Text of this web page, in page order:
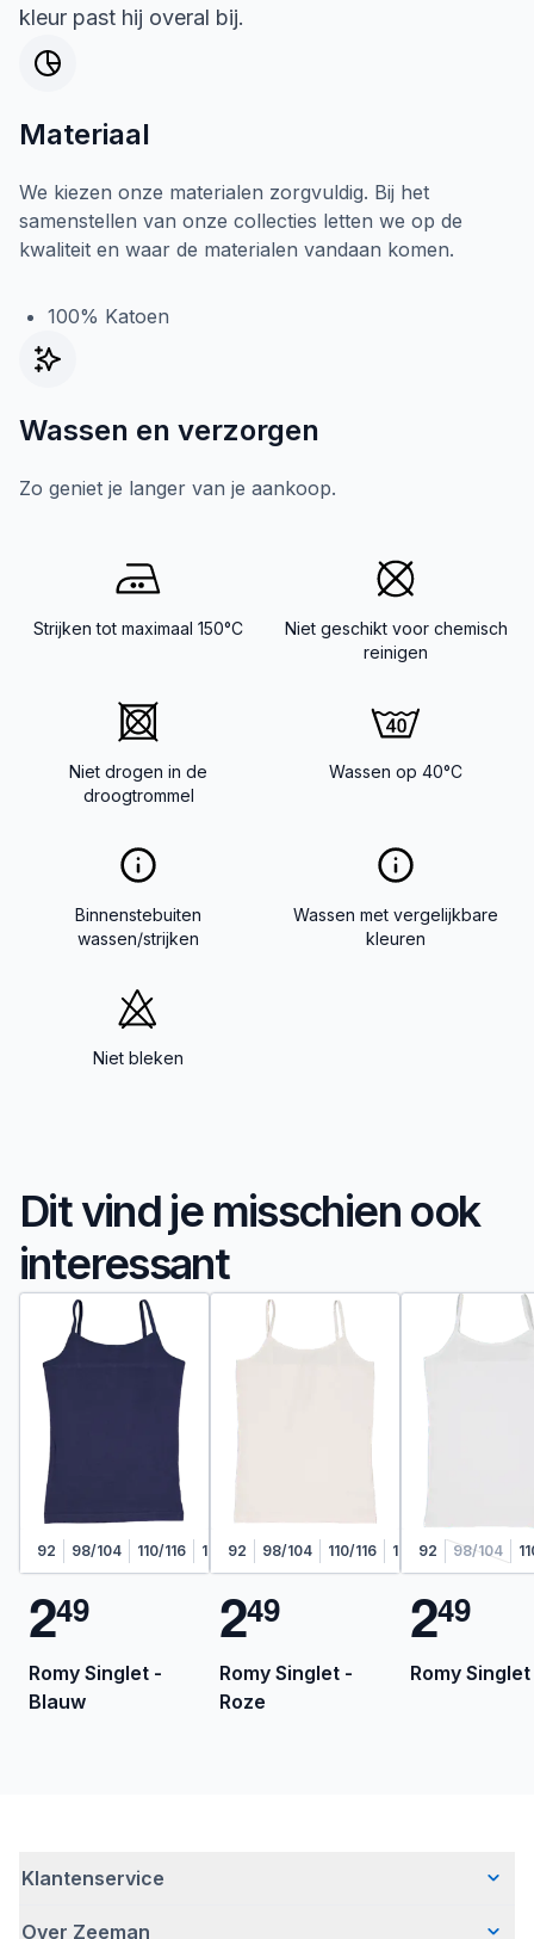
kleur past hij overal bij.
Materiaal
We kiezen onze materialen zorgvuldig. Bij het
samenstellen van onze collecties letten we op de
kwaliteit en waar de materialen vandaan komen.
100% Katoen
Wassen en verzorgen
Zo geniet je langer van je aankoop.
Strijken tot maximaal 150°C
Niet geschikt voor chemisch
reinigen
Niet drogen in de
droogtrommel
Wassen op 40°C
Binnenstebuiten
wassen/strijken
Wassen met vergelijkbare
kleuren
Niet bleken
Dit vind je misschien ook
interessant
92 98/104 110/116 122/128
249
Romy Singlet -
Blauw
92 98/104 110/116 122/128
249
Romy Singlet -
Roze
92 98/104
249
Romy
Klantenservice
Over Zeeman